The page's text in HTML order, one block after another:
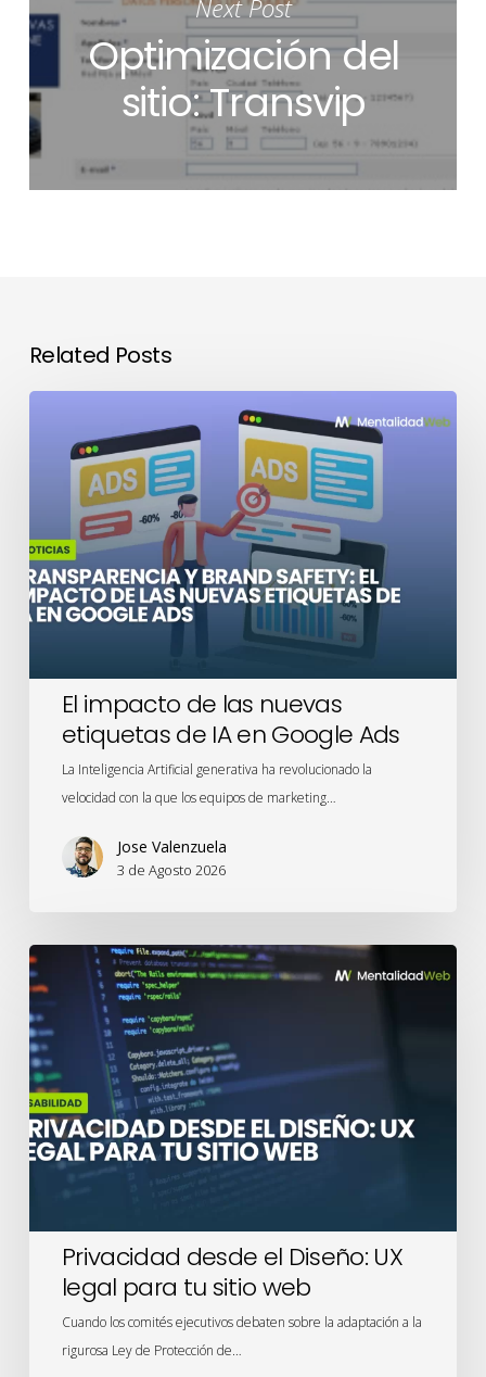
Next Post
Optimización del
sitio: Transvip
Related Posts
El
nuevas
etiquetas
de
IA
en
Ads
El impacto de las nuevas
etiquetas de IA en Google Ads
La Inteligencia Artificial generativa ha revolucionado la
velocidad con la que los equipos de marketing…
Jose Valenzuela
3 de Agosto 2026
Privacidad
desde
el
Diseño:
UX
legal
para
tu
Privacidad desde el Diseño: UX
legal para tu sitio web
Cuando los comités ejecutivos debaten sobre la adaptación a la
rigurosa Ley de Protección de…